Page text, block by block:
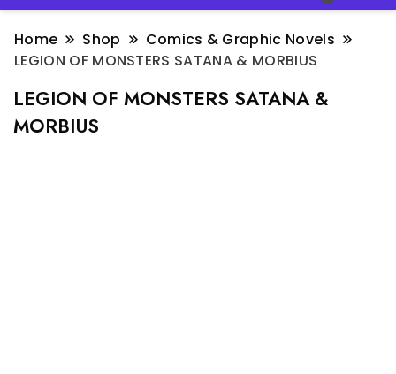
Home Shop
Comics & Graphic Novels
LEGION OF MONSTERS SATANA & MORBIUS
LEGION OF MONSTERS SATANA &
MORBIUS